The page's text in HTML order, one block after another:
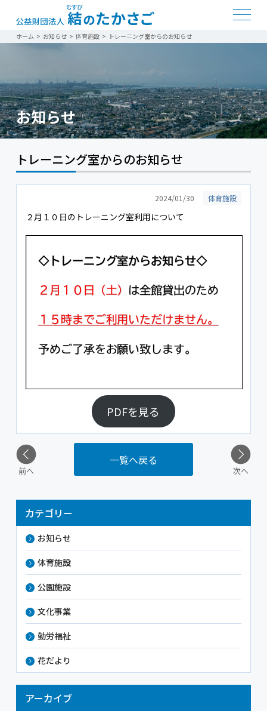
ホーム > お知らせ> 体育施設> トレーニング室からのお知らせ
お知らせ
トレーニング室からのお知らせ
2024/01/30 体育施設
２月１０日のトレーニング室利用について
PDFを見る
前へ
一覧へ戻る
次へ
カテゴリー
お知らせ
体育施設
公園施設
文化事業
勤労福祉
花だより
アーカイブ